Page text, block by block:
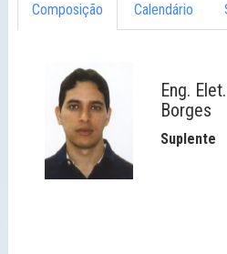
Composição Calendário
Eng.
Borges
Suplente